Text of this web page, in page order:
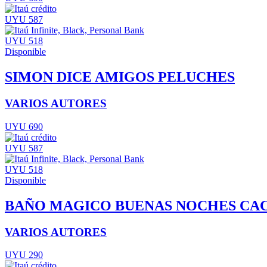
UYU 587
UYU 518
Disponible
SIMON DICE AMIGOS PELUCHES
VARIOS AUTORES
UYU 690
UYU 587
UYU 518
Disponible
BAÑO MAGICO BUENAS NOCHES
VARIOS AUTORES
UYU 290